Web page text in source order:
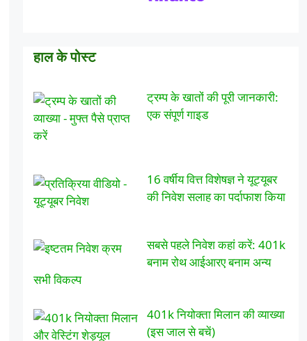
हाल के पोस्ट
ट्रम्प के खातों की पूरी जानकारी:
एक संपूर्ण गाइड
16 वर्षीय वित्त विशेषज्ञ ने यूट्यूबर
की निवेश सलाह का पर्दाफाश किया
सबसे पहले निवेश कहां करें: 401k
बनाम रोथ आईआरए बनाम अन्य
सभी विकल्प
401k नियोक्ता मिलान की व्याख्या
(इस जाल से बचें)